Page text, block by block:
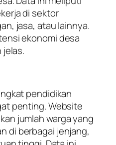
di sektor
jasa, atau lainnya.
ekonomi desa
pendidikan
penting. Website
jumlah warga yang
di berbagai jenjang,